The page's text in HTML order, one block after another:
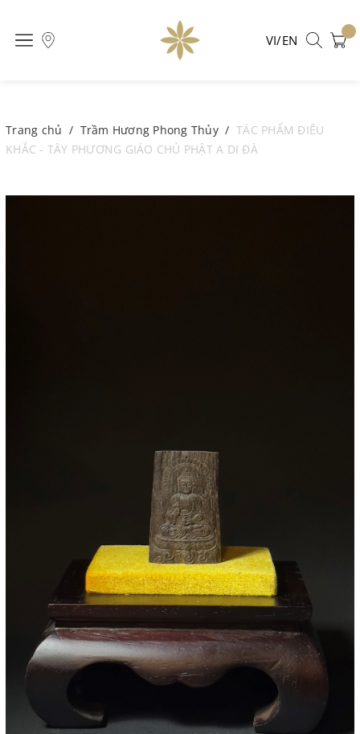
VI/EN
Trang chủ / Trầm Hương Phong Thủy / TÁC PHẨM ĐIÊU
KHẮC - TÂY PHƯƠNG GIÁO CHỦ PHẬT A DI ĐÀ